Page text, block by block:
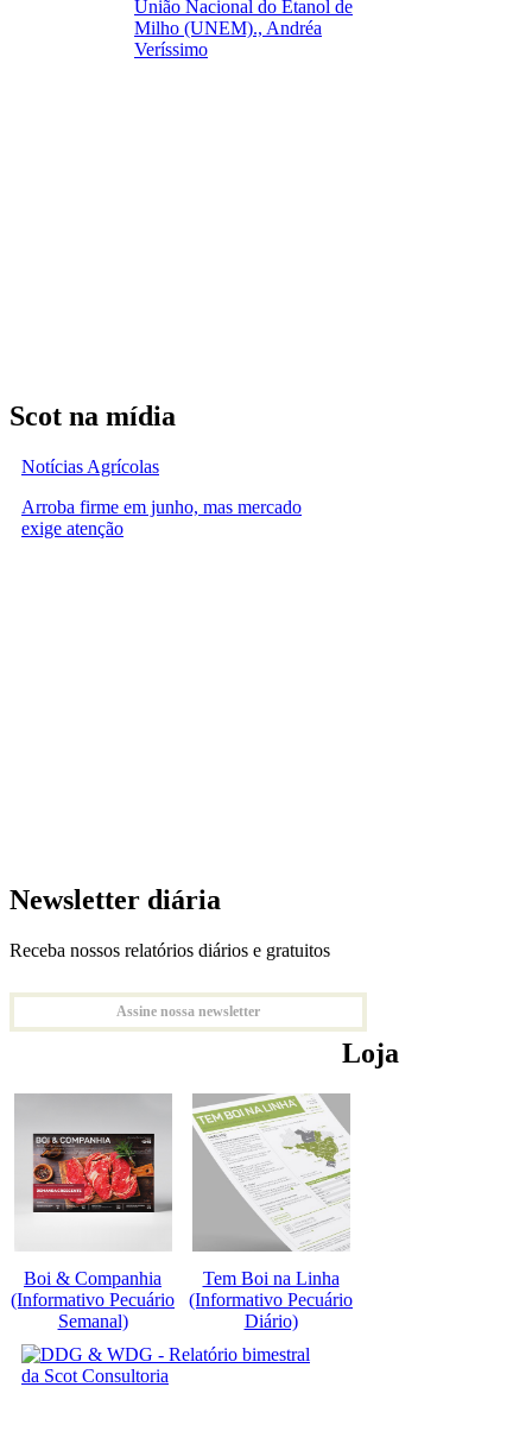
União Nacional do Etanol de
Milho (UNEM)., Andréa
Veríssimo
Scot na mídia
Notícias Agrícolas
Arroba firme em junho, mas mercado
exige atenção
Newsletter diária
Receba nossos relatórios diários e gratuitos
Assine nossa newsletter
Loja
Boi & Companhia
(Informativo Pecuário
Semanal)
Tem Boi na Linha
(Informativo Pecuário
Diário)